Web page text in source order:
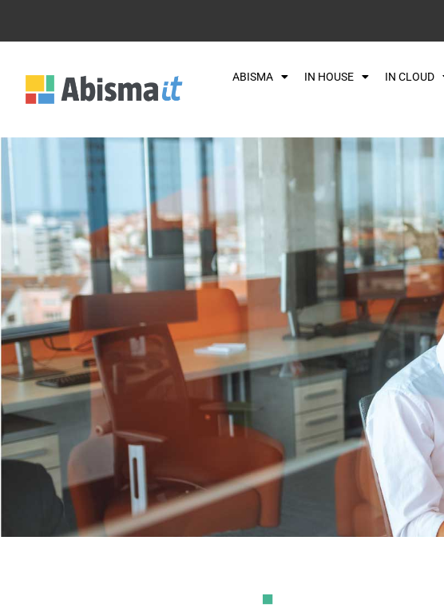
ABISMA IN HOUSE IN CLOUD
Especialistas